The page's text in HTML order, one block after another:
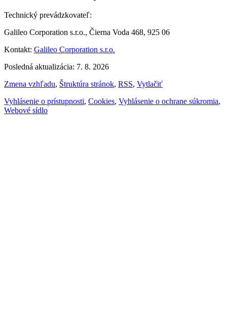
Technický prevádzkovateľ:
Galileo Corporation s.r.o., Čierna Voda 468, 925 06
Kontakt: Galileo Corporation s.r.o.
Posledná aktualizácia: 7. 8. 2026
Zmena vzhľadu, Štruktúra stránok, RSS, Vytlačiť
Vyhlásenie o prístupnosti, Cookies, Vyhlásenie o ochrane súkromia,
Webové sídlo